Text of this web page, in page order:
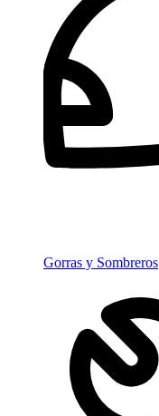
Gorras y Sombreros